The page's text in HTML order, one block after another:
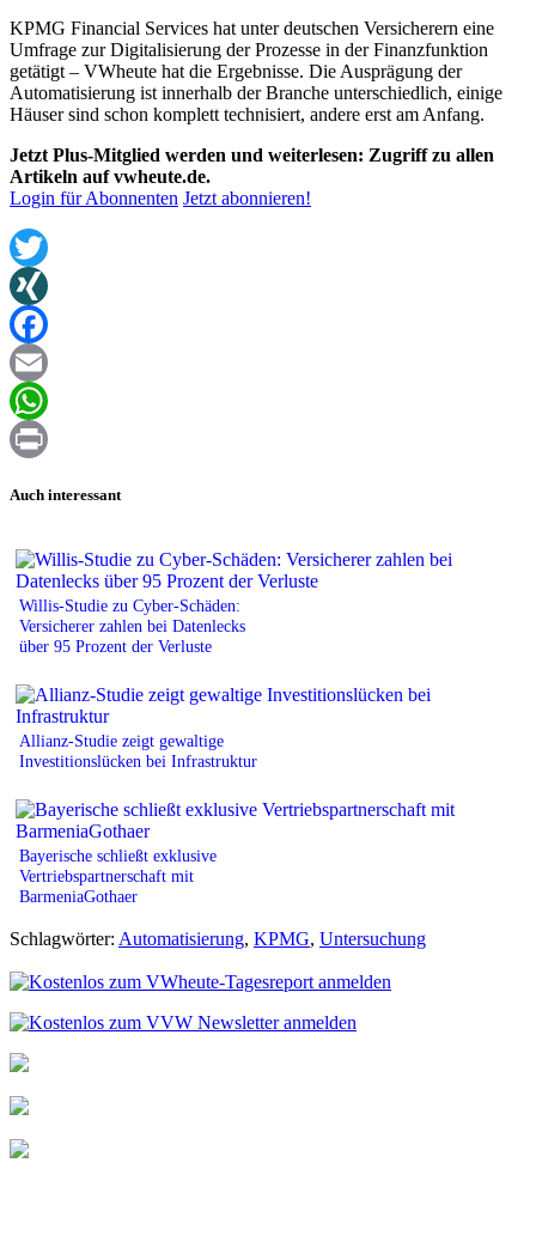
KPMG Financial Services hat unter deutschen Versicherern eine
Umfrage zur Digitalisierung der Prozesse in der Finanzfunktion
getätigt – VWheute hat die Ergebnisse. Die Ausprägung der
Automatisierung ist innerhalb der Branche unterschiedlich, einige
Häuser sind schon komplett technisiert, andere erst am Anfang.
Jetzt Plus-Mitglied werden und weiterlesen: Zugriff zu allen
Artikeln auf vwheute.de.
Login für Abonnenten Jetzt abonnieren!
Twitter
XING
Facebook
Email
WhatsApp
Auch interessant
Willis-Studie zu Cyber-Schäden:
Versicherer zahlen bei Datenlecks
über 95 Prozent der Verluste
Allianz-Studie zeigt gewaltige
Investitionslücken bei Infrastruktur
Bayerische schließt exklusive
Vertriebspartnerschaft mit
BarmeniaGothaer
Schlagwörter: Automatisierung, KPMG, Untersuchung